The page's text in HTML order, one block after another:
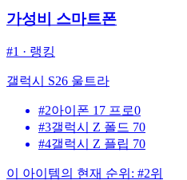
가성비 스마트폰
#1 · 랭킹
갤럭시 S26 울트라
#2아이폰 17 프로0
#3갤럭시 Z 폴드 70
#4갤럭시 Z 플립 70
이 아이템의 현재 순위: #2위